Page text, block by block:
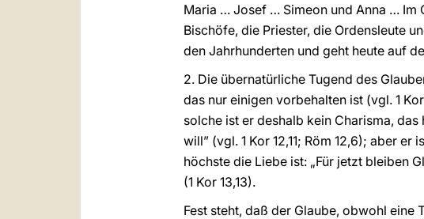
Maria … Josef … Simeon und Anna … Im
Bischöfe, die Priester, die Ordensleute
den Jahrhunderten und geht heute auf
2. Die übernatürliche Tugend des
das nur einigen vorbehalten ist (vgl. 1
solche ist er deshalb kein Charisma,
will” (vgl. 1 Kor 12,11; Röm 12,6); aber
höchste die Liebe ist: „Für jetzt bleiben
(1 Kor 13,13).
Fest steht, daß der Glaube, obwohl eine